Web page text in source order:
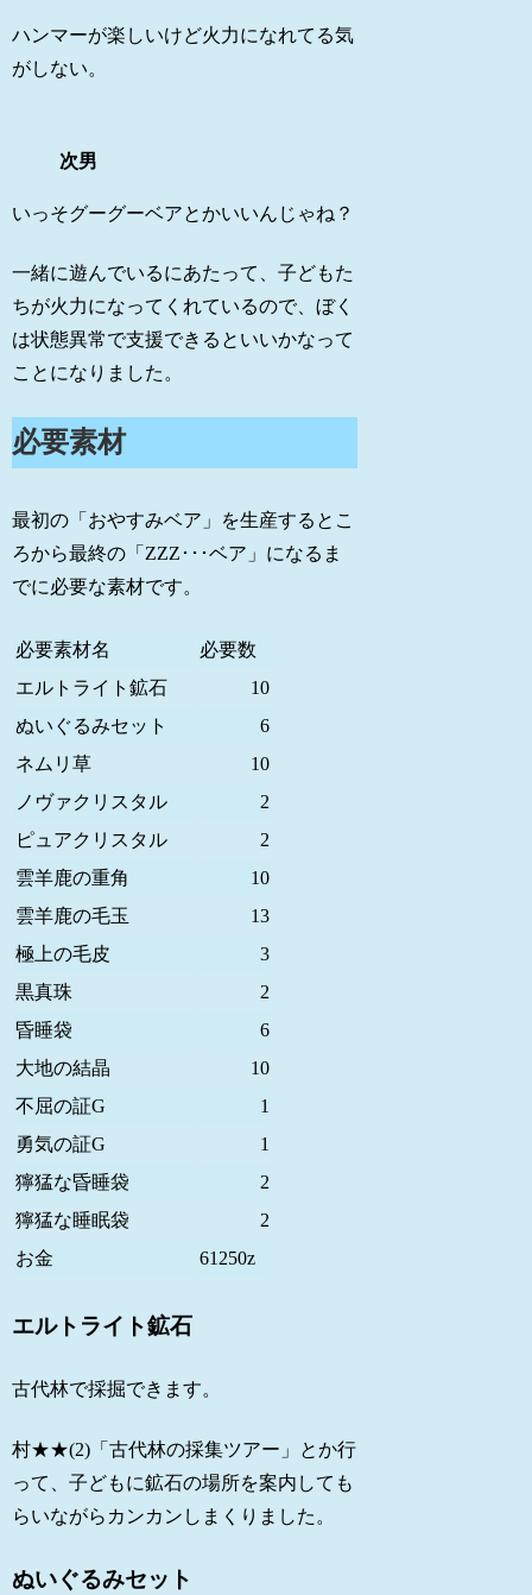
ハンマーが楽しいけど火力になれてる気
がしない。
次男
いっそグーグーベアとかいいんじゃね？
一緒に遊んでいるにあたって、子どもた
ちが火力になってくれているので、ぼく
は状態異常で支援できるといいかなって
ことになりました。
必要素材
最初の「おやすみベア」を生産するとこ
ろから最終の「ZZZ･･･ベア」になるま
でに必要な素材です。
必要素材名
必要数
エルトライト鉱石
10
ぬいぐるみセット
6
ネムリ草
10
ノヴァクリスタル
2
ピュアクリスタル
2
雲羊鹿の重角
10
雲羊鹿の毛玉
13
極上の毛皮
3
黒真珠
2
昏睡袋
6
大地の結晶
10
不屈の証G
1
勇気の証G
1
獰猛な昏睡袋
2
獰猛な睡眠袋
2
お金
61250z
エルトライト鉱石
古代林で採掘できます。
村★★(2)「古代林の採集ツアー」とか行
って、子どもに鉱石の場所を案内しても
らいながらカンカンしまくりました。
ぬいぐるみセット